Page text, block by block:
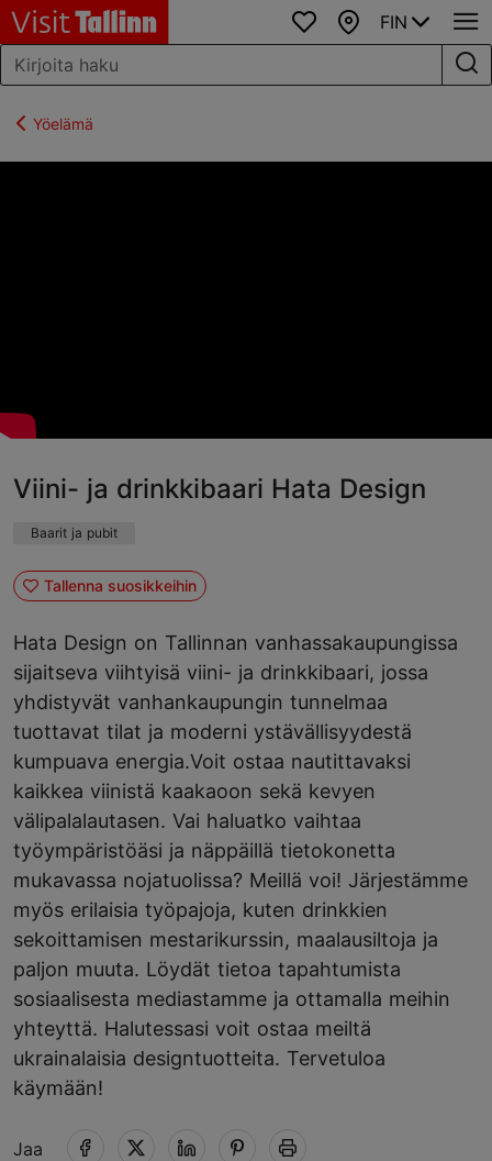
SuosikitKartta
FIN
Yöelämä
Viini- ja drinkkibaari Hata Design
Baarit ja pubit
Tallenna suosikkeihin
Hata Design on Tallinnan vanhassakaupungissa
sijaitseva viihtyisä viini- ja drinkkibaari, jossa
yhdistyvät vanhankaupungin tunnelmaa
tuottavat tilat ja moderni ystävällisyydestä
kumpuava energia.Voit ostaa nautittavaksi
kaikkea viinistä kaakaoon sekä kevyen
välipalalautasen. Vai haluatko vaihtaa
työympäristöäsi ja näppäillä tietokonetta
mukavassa nojatuolissa? Meillä voi! Järjestämme
myös erilaisia ​​työpajoja, kuten drinkkien
sekoittamisen mestarikurssin, maalausiltoja ja
paljon muuta. Löydät tietoa tapahtumista
sosiaalisesta mediastamme ja ottamalla meihin
yhteyttä. Halutessasi voit ostaa meiltä
ukrainalaisia designtuotteita. Tervetuloa
käymään!
Jaa